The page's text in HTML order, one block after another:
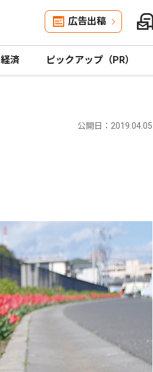
広告出稿
経済 ピックアップ（PR）
公開日：2019.04.05